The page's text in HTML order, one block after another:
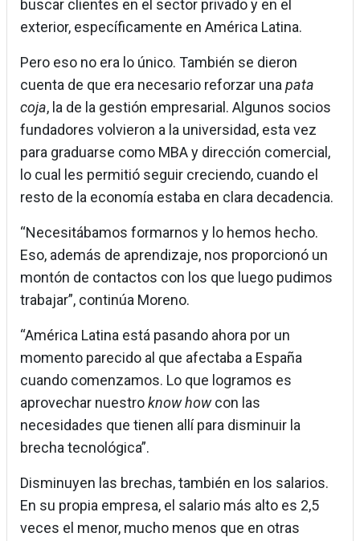
buscar clientes en el sector privado y en el
exterior, específicamente en América Latina.
Pero eso no era lo único. También se dieron
cuenta de que era necesario reforzar una pata
coja, la de la gestión empresarial. Algunos socios
fundadores volvieron a la universidad, esta vez
para graduarse como MBA y dirección comercial,
lo cual les permitió seguir creciendo, cuando el
resto de la economía estaba en clara decadencia.
“Necesitábamos formarnos y lo hemos hecho.
Eso, además de aprendizaje, nos proporcionó un
montón de contactos con los que luego pudimos
trabajar”, continúa Moreno.
“América Latina está pasando ahora por un
momento parecido al que afectaba a España
cuando comenzamos. Lo que logramos es
aprovechar nuestroknow howcon las
necesidades que tienen allí para disminuir la
brecha tecnológica”.
Disminuyen las brechas, también en los salarios.
En su propia empresa, el salario más alto es 2,5
veces el menor, mucho menos que en otras